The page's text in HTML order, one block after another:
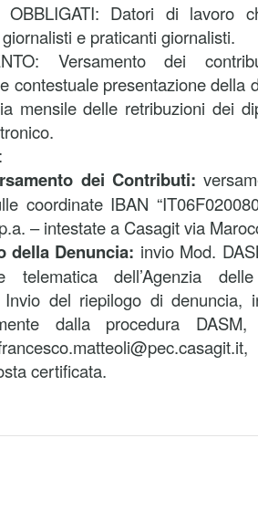
OBBLIGATI: Datori di lavoro
e praticanti giornalisti.
Versamento dei
contestuale presentazione della
mensile delle retribuzioni dei
dei Contributi:
coordinate IBAN
– intestate a Casagit via
della Denuncia: invio Mod.
telematica dell’Agenzia
Invio del riepilogo di denuncia,
dalla procedura
certificata.